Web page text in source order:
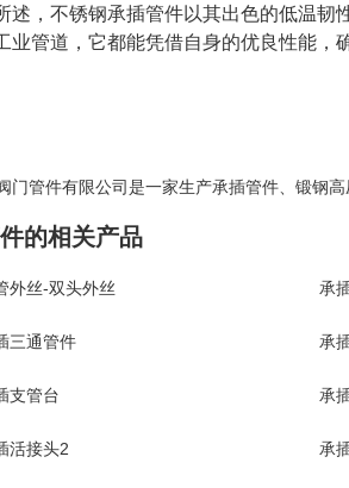
述，不锈钢承插管件以其出色的低温韧
业管道，它都能凭借自身的优良性能，
门管件有限公司是一家生产承插管件 锻钢
的相关产品
外丝-双头外丝 承
三通管件 承
支管台 承
活接头2 承